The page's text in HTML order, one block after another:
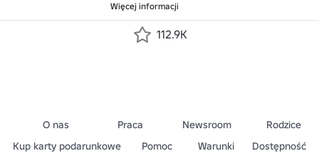
Więcej informacji
112.9K
O nas Praca Newsroom
Rodzice
Kup karty podarunkowe
Pomoc Warunki
Dostępność